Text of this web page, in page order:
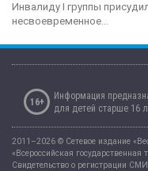
Инвалиду I группы
несвоевременное...
16+
Информация
для детей старше 16
2011–2026 © Сетевое издание
«Всероссийская
Свидетельство о регистрации